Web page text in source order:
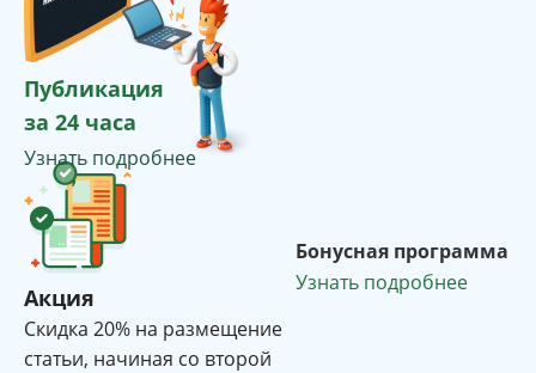
Публикация
за 24 часа
Узнать подробнее
Акция
Cкидка 20% на размещение
статьи, начиная со второй
Бонусная программа
Узнать подробнее